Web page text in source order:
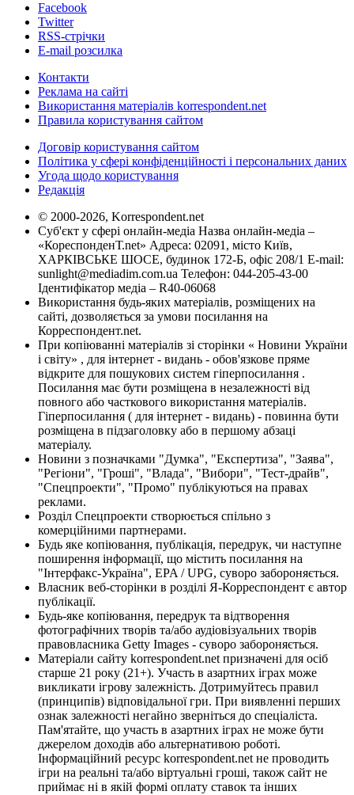
Facebook
Twitter
RSS-стрічки
E-mail розсилка
Контакти
Реклама на сайті
Використання матеріалів korrespondent.net
Правила користування сайтом
Договір користування сайтом
Політика у сфері конфіденційності і персональних даних
Угода щодо користування
Редакція
© 2000-2026, Korrespondent.net
Суб'єкт у сфері онлайн-медіа Назва онлайн-медіа –
«КореспонденТ.net» Адреса: 02091, місто Київ,
ХАРКІВСЬКЕ ШОСЕ, будинок 172-Б, офіс 208/1 E-mail:
sunlight@mediadim.com.ua Телефон: 044-205-43-00
Ідентифікатор медіа – R40-06068
Використання будь-яких матеріалів, розміщених на
сайті, дозволяється за умови посилання на
Корреспондент.net.
При копіюванні матеріалів зі сторінки « Новини України
і світу» , для інтернет - видань - обов'язкове пряме
відкрите для пошукових систем гіперпосилання .
Посилання має бути розміщена в незалежності від
повного або часткового використання матеріалів.
Гіперпосилання ( для інтернет - видань) - повинна бути
розміщена в підзаголовку або в першому абзаці
матеріалу.
Новини з позначками "Думка", "Експертиза", "Заява",
"Регіони", "Гроші", "Влада", "Вибори", "Тест-драйв",
"Спецпроекти", "Промо" публікуються на правах
реклами.
Розділ Спецпроекти створюється спільно з
комерційними партнерами.
Будь яке копіювання, публікація, передрук, чи наступне
поширення інформації, що містить посилання на
"Інтерфакс-Україна", EPA / UPG, суворо забороняється.
Власник веб-сторінки в розділі Я-Корреспондент є автор
публікації.
Будь-яке копіювання, передрук та відтворення
фотографічних творів та/або аудіовізуальних творів
правовласника Getty Images - суворо забороняється.
Матеріали сайту korrespondent.net призначені для осіб
старше 21 року (21+). Участь в азартних іграх може
викликати ігрову залежність. Дотримуйтесь правил
(принципів) відповідальної гри. При виявленні перших
ознак залежності негайно зверніться до спеціаліста.
Пам'ятайте, що участь в азартних іграх не може бути
джерелом доходів або альтернативою роботі.
Інформаційний ресурс korrespondent.net не проводить
ігри на реальні та/або віртуальні гроші, також сайт не
приймає ні в якій формі оплату ставок та інших